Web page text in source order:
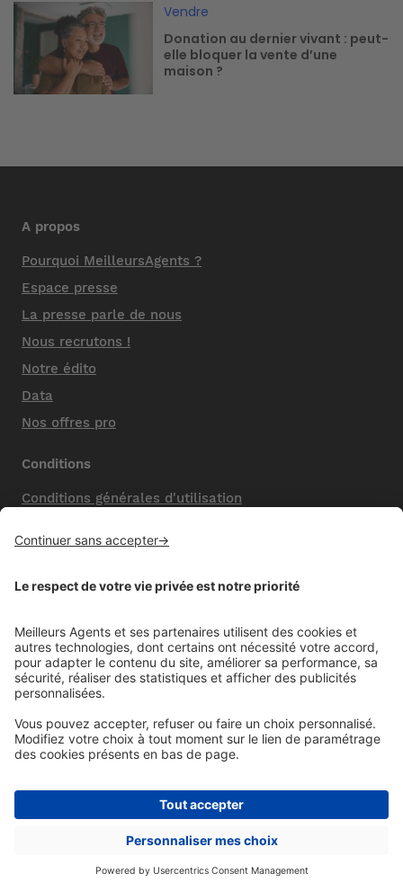
Image
Vendre
Donation au dernier vivant : peut-
elle bloquer la vente d’une
maison ?
A propos
Pourquoi MeilleursAgents ?
Espace presse
La presse parle de nous
Nous recrutons !
Notre édito
Data
Nos offres pro
Conditions
Conditions générales d'utilisation
Nos honoraires de vente
Politique de confidentialité
Mentions comparateur
Aide
Contactez-nous
© MeilleursAgents. Copyright 2008 - 2023